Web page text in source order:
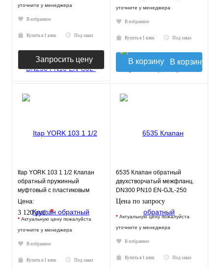
уточните у менеджера
В избранное
Купить в 1 клик Под заказ
Запросить цену
уточните у менеджера
В избранное
Купить в 1 клик Под заказ
В корзину
Itap YORK 103 1 1/2 Клапан
обратный пружинный
муфтовый с пластиковым
седлом
Цена:
3 120 руб.*
* Актуальную цену пожалуйста
уточните у менеджера
В избранное
Купить в 1 клик Под заказ
6535 Клапан обратный
двухстворчатый межфланц.
DN300 PN10 EN-GJL-250
нерж.сталь EPDM JAFAR
Цена по запросу
* Актуальную цену пожалуйста
уточните у менеджера
В избранное
Купить в 1 клик Под заказ